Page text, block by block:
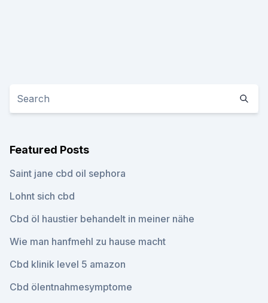
Featured Posts
Saint jane cbd oil sephora
Lohnt sich cbd
Cbd öl haustier behandelt in meiner nähe
Wie man hanfmehl zu hause macht
Cbd klinik level 5 amazon
Cbd ölentnahmesymptome